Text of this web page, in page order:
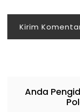
Anda